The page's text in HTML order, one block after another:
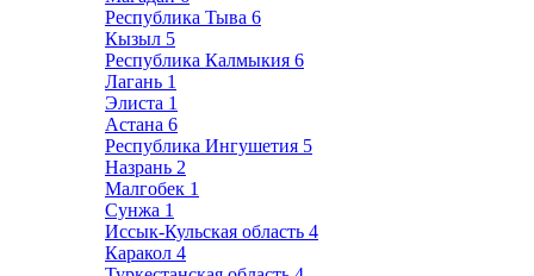
Республика Тыва 6
Кызыл 5
Республика Калмыкия 6
Лагань 1
Элиста 1
Астана 6
Республика Ингушетия 5
Назрань 2
Малгобек 1
Сунжа 1
Иссык-Кульская область 4
Каракол 4